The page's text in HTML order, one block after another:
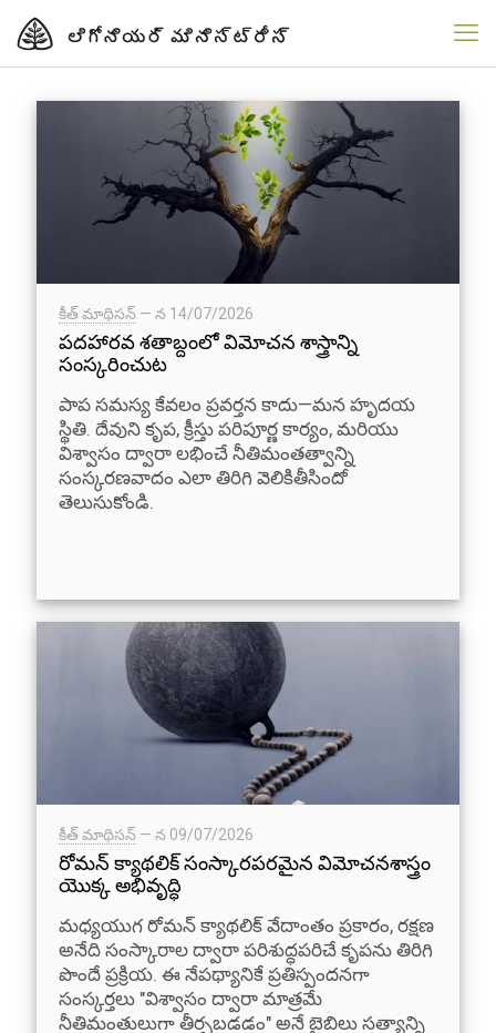
కీత్ మాథిసన్ — న 14/07/2026
పదహారవ శతాబ్దంలో విమోచన శాస్త్రాన్ని
సంస్కరించుట
పాప సమస్య కేవలం ప్రవర్తన కాదు—మన హృదయ
స్థితి. దేవుని కృప, క్రీస్తు పరిపూర్ణ కార్యం, మరియు
విశ్వాసం ద్వారా లభించే నీతిమంతత్వాన్ని
సంస్కరణవాదం ఎలా తిరిగి వెలికితీసిందో
తెలుసుకోండి.
కీత్ మాథిసన్ — న 09/07/2026
రోమన్ క్యాథలిక్ సంస్కారపరమైన విమోచనశాస్త్రం
యొక్క అభివృద్ధి
మధ్యయుగ రోమన్ క్యాథలిక్ వేదాంతం ప్రకారం, రక్షణ
అనేది సంస్కారాల ద్వారా పరిశుద్ధపరిచే కృపను తిరిగి
పొందే ప్రక్రియ. ఈ నేపథ్యానికే ప్రతిస్పందనగా
సంస్కర్తలు "విశ్వాసం ద్వారా మాత్రమే
నీతిమంతులుగా తీర్చబడడం" అనే బైబిలు సత్యాన్ని